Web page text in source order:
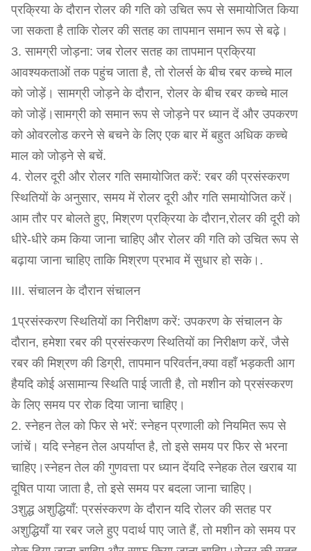
प्रक्रिया के दौरान रोलर की गति को उचित रूप से समायोजित किया
जा सकता है ताकि रोलर की सतह का तापमान समान रूप से बढ़े।
3. सामग्री जोड़ना: जब रोलर सतह का तापमान प्रक्रिया
आवश्यकताओं तक पहुंच जाता है, तो रोलर्स के बीच रबर कच्चे माल
को जोड़ें। सामग्री जोड़ने के दौरान, रोलर के बीच रबर कच्चे माल
को जोड़ें।सामग्री को समान रूप से जोड़ने पर ध्यान दें और उपकरण
को ओवरलोड करने से बचने के लिए एक बार में बहुत अधिक कच्चे
माल को जोड़ने से बचें.
4. रोलर दूरी और रोलर गति समायोजित करें: रबर की प्रसंस्करण
स्थितियों के अनुसार, समय में रोलर दूरी और गति समायोजित करें।
आम तौर पर बोलते हुए, मिश्रण प्रक्रिया के दौरान,रोलर की दूरी को
धीरे-धीरे कम किया जाना चाहिए और रोलर की गति को उचित रूप से
बढ़ाया जाना चाहिए ताकि मिश्रण प्रभाव में सुधार हो सके।.
III. संचालन के दौरान संचालन
1प्रसंस्करण स्थितियों का निरीक्षण करें: उपकरण के संचालन के
दौरान, हमेशा रबर की प्रसंस्करण स्थितियों का निरीक्षण करें, जैसे
रबर की मिश्रण की डिग्री, तापमान परिवर्तन,क्या वहाँ भड़कती आग
हैयदि कोई असामान्य स्थिति पाई जाती है, तो मशीन को प्रसंस्करण
के लिए समय पर रोक दिया जाना चाहिए।
2. स्नेहन तेल को फिर से भरें: स्नेहन प्रणाली को नियमित रूप से
जांचें। यदि स्नेहन तेल अपर्याप्त है, तो इसे समय पर फिर से भरना
चाहिए।स्नेहन तेल की गुणवत्ता पर ध्यान देंयदि स्नेहक तेल खराब या
दूषित पाया जाता है, तो इसे समय पर बदला जाना चाहिए।
3शुद्ध अशुद्धियाँ: प्रसंस्करण के दौरान यदि रोलर की सतह पर
अशुद्धियाँ या रबर जले हुए पदार्थ पाए जाते हैं, तो मशीन को समय पर